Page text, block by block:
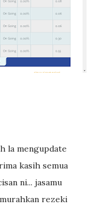
la mengupdate
kasih semua
ni... jasamu
rezeki